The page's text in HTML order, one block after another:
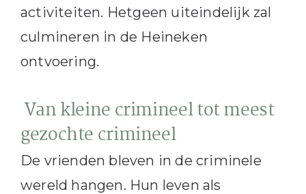
activiteiten. Hetgeen uiteindelijk zal
culmineren in de Heineken
ontvoering.
Van kleine crimineel tot meest
gezochte crimineel
De vrienden bleven in de criminele
wereld hangen. Hun leven als